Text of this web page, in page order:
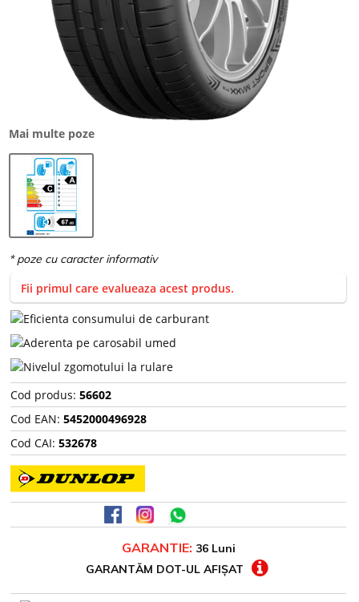
Mai multe poze
Fii primul care evalueaza acest produs.
Cod produs: 56602
Cod EAN: 5452000496928
Cod CAI: 532678
GARANTIE: 36 Luni
GARANTĂM DOT-UL AFIȘAT